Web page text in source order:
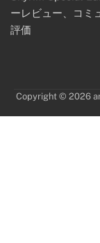
ーレビュー、コミ
評価
Copyright © 2026